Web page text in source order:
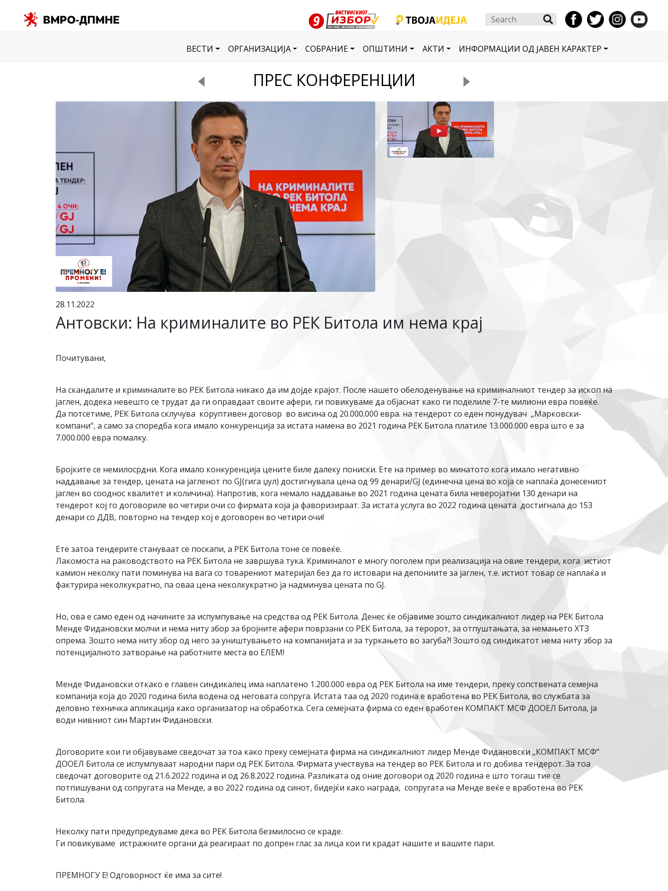
Search
ВЕСТИ ОРГАНИЗАЦИЈА СОБРАНИЕ ОПШТИНИ АКТИ ИНФОРМАЦИИ ОД ЈАВЕН КАРАКТЕР
ПРЕС КОНФЕРЕНЦИИ
28.11.2022
Антовски: На криминалите во РЕК Битола им нема крај
Почитувани,
На скандалите и криминалите во РЕК Битола никако да им дојде крајот. После нашето обелоденување на криминалниот тендер за ископ на
јаглен, додека невешто се трудат да ги оправдаат своите афери, ги повикуваме да објаснат како ги поделиле 7-те милиони евра повеќе.
Да потсетиме, РЕК Битола склучува коруптивен договор во висина од 20.000.000 евра. на тендерот со еден понудувач „Марковски-
компани“, а само за споредба кога имало конкуренција за истата намена во 2021 година РЕК Битола платиле 13.000.000 евра што е за
7.000.000 евра помалку.
Бројките се немилосрдни. Кога имало конкуренција цените биле далеку пониски. Ете на пример во минатото кога имало негативно
наддавање за тендер, цената на јагленот по GJ(гига џул) достигнувала цена од 99 денари/GJ (единечна цена во која се наплаќа донесениот
јаглен во сооднос квалитет и количина). Напротив, кога немало наддавање во 2021 година цената била неверојатни 130 денари на
тендерот кој го договориле во четири очи со фирмата која ја фаворизираат. За истата услуга во 2022 година цената достигнала до 153
денари со ДДВ, повторно на тендер кој е договорен во четири очи!
Ете затоа тендерите стануваат се поскапи, а РЕК Битола тоне се повеќе.
Лакомоста на раководството на РЕК Битола не завршува тука. Криминалот е многу поголем при реализација на овие тендери, кога истиот
камион неколку пати поминува на вага со товарениот материјал без да го истовари на депониите за јаглен, т.е. истиот товар се наплаќа и
фактурира неколкукратно, па оваа цена неколкукратно ја надминува цената по GJ.
Но, ова е само еден од начините за испумпување на средства од РЕК Битола. Денес ќе објавиме зошто синдикалниот лидер на РЕК Битола
Менде Фидановски молчи и нема ниту збор за бројните афери поврзани со РЕК Битола, за теророт, за отпуштањата, за немањето ХТЗ
опрема. Зошто нема ниту збор од него за уништувањето на компанијата и за туркањето во загуба?! Зошто од синдикатот нема ниту збор за
потенцијалното затворање на работните места во ЕЛЕМ!
Менде Фидановски откако е главен синдикалец има наплатено 1.200.000 евра од РЕК Битола на име тендери, преку сопствената семејна
компанија која до 2020 година била водена од неговата сопруга. Истата таа од 2020 година е вработена во РЕК Битола, во службата за
деловно техничка апликација како организатор на обработка. Сега семејната фирма со еден вработен КОМПАКТ МСФ ДООЕЛ Битола, ја
води нивниот син Мартин Фидановски.
Договорите кои ги објавуваме сведочат за тоа како преку семејната фирма на синдикалниот лидер Менде Фидановски „КОМПАКТ МСФ“
ДООЕЛ Битола се испумпуваат народни пари од РЕК Битола. Фирмата учествува на тендер во РЕК Битола и го добива тендерот. За тоа
сведочат договорите од 21.6.2022 година и од 26.8.2022 година. Разликата од оние договори од 2020 година е што тогаш тие се
потпишувани од сопругата на Менде, а во 2022 година од синот, бидејќи како награда, сопругата на Менде веќе е вработена во РЕК
Битола.
Неколку пати предупредуваме дека во РЕК Битола безмилосно се краде.
Ги повикуваме истражните органи да реагираат по допрен глас за лица кои ги крадат нашите и вашите пари.
ПРЕМНОГУ Е! Одговорност ќе има за сите!